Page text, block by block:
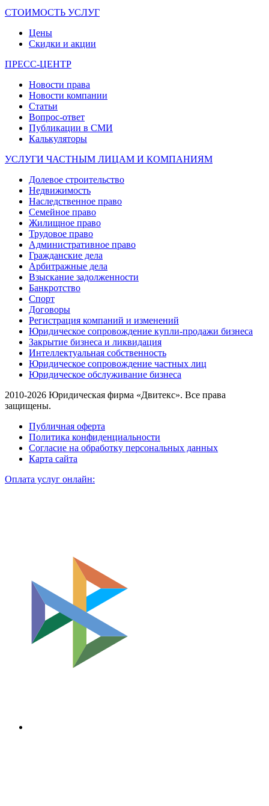
СТОИМОСТЬ УСЛУГ
Цены
Скидки и акции
ПРЕСС-ЦЕНТР
Новости права
Новости компании
Статьи
Вопрос-ответ
Публикации в СМИ
Калькуляторы
УСЛУГИ ЧАСТНЫМ ЛИЦАМ И КОМПАНИЯМ
Долевое строительство
Недвижимость
Наследственное право
Семейное право
Жилищное право
Трудовое право
Административное право
Гражданские дела
Арбитражные дела
Взыскание задолженности
Банкротство
Спорт
Договоры
Регистрация компаний и изменений
Юридическое сопровождение купли-продажи бизнеса
Закрытие бизнеса и ликвидация
Интеллектуальная собственность
Юридическое сопровождение частных лиц
Юридическое обслуживание бизнеса
2010-2026 Юридическая фирма «Двитекс». Все права
защищены.
Публичная оферта
Политика конфиденциальности
Согласие на обработку персональных данных
Карта сайта
Оплата услуг онлайн: